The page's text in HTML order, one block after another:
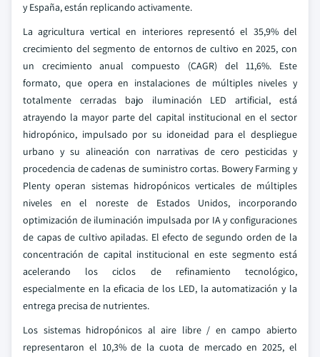
y España, están replicando activamente.
La agricultura vertical en interiores representó el 35,9% del
crecimiento del segmento de entornos de cultivo en 2025, con
un crecimiento anual compuesto (CAGR) del 11,6%. Este
formato, que opera en instalaciones de múltiples niveles y
totalmente cerradas bajo iluminación LED artificial, está
atrayendo la mayor parte del capital institucional en el sector
hidropónico, impulsado por su idoneidad para el despliegue
urbano y su alineación con narrativas de cero pesticidas y
procedencia de cadenas de suministro cortas. Bowery Farming y
Plenty operan sistemas hidropónicos verticales de múltiples
niveles en el noreste de Estados Unidos, incorporando
optimización de iluminación impulsada por IA y configuraciones
de capas de cultivo apiladas. El efecto de segundo orden de la
concentración de capital institucional en este segmento está
acelerando los ciclos de refinamiento tecnológico,
especialmente en la eficacia de los LED, la automatización y la
entrega precisa de nutrientes.
Los sistemas hidropónicos al aire libre / en campo abierto
representaron el 10,3% de la cuota de mercado en 2025, el